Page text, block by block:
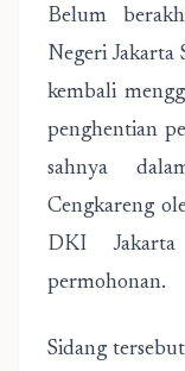
Belum
Negeri Jakarta
kembali
penghentian
sahnya
Cengkareng
DKI Jakarta
permohonan.
Sidang